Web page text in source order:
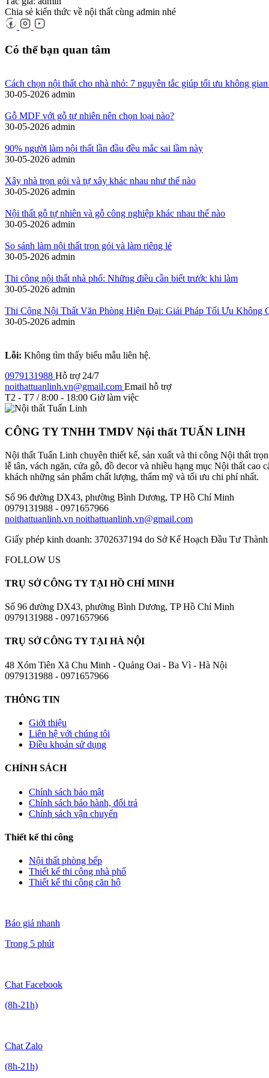
Chia sẻ kiến thức về nội thất cùng admin nhé
Có thể bạn quan tâm
Cách chọn nội thất cho nhà nhỏ: 7 nguyên tắc giúp tối ưu không gian
30-05-2026 admin
Gỗ MDF với gỗ tự nhiên nên chọn loại nào?
30-05-2026 admin
90% người làm nội thất lần đầu đều mắc sai lầm này
30-05-2026 admin
Xây nhà trọn gói và tự xây khác nhau như thế nào
30-05-2026 admin
Nội thất gỗ tự nhiên và gỗ công nghiệp khác nhau thế nào
30-05-2026 admin
So sánh làm nội thất trọn gói và làm riêng lẻ
30-05-2026 admin
Thi công nội thất nhà phố: Những điều cần biết trước khi làm
30-05-2026 admin
Thi Công Nội Thất Văn Phòng Hiện Đại: Giải Pháp Tối Ưu Không
30-05-2026 admin
Lỗi: Không tìm thấy biểu mẫu liên hệ.
0979131988 Hỗ trợ 24/7
noithattuanlinh.vn@gmail.com Email hỗ trợ
T2 - T7 / 8:00 - 18:00 Giờ làm việc
CÔNG TY TNHH TMDV Nội thất TUẤN LINH
Nội thất Tuấn Linh chuyên thiết kế, sản xuất và thi công Nội thất
lễ tân, vách ngăn, cửa gỗ, đồ decor và nhiều hạng mục Nội thất
khách những sản phẩm chất lượng, thẩm mỹ và tối ưu chi phí nhất.
Số 96 đường DX43, phường Bình Dương, TP Hồ Chí Minh
0979131988 - 0971657966
noithattuanlinh.vn noithattuanlinh.vn@gmail.com
Giấy phép kinh doanh: 3702637194 do Sở Kế Hoạch Đầu Tư
FOLLOW US
TRỤ SỞ CÔNG TY TẠI HỒ CHÍ MINH
Số 96 đường DX43, phường Bình Dương, TP Hồ Chí Minh
0979131988 - 0971657966
TRỤ SỞ CÔNG TY TẠI HÀ NỘI
48 Xóm Tiên Xã Chu Minh - Quảng Oai - Ba Vì - Hà Nội
0979131988 - 0971657966
THÔNG TIN
Giới thiệu
Liên hệ với chúng tôi
Điều khoản sử dụng
CHÍNH SÁCH
Chính sách bảo mật
Chính sách bảo hành, đổi trả
Chính sách vận chuyển
Thiết kế thi công
Nội thất phòng bếp
Thiết kế thi công nhà phố
Thiết kế thi công căn hộ
Báo giá nhanh
Trong 5 phút
Chat Facebook
(8h-21h)
Chat Zalo
(8h-21h)